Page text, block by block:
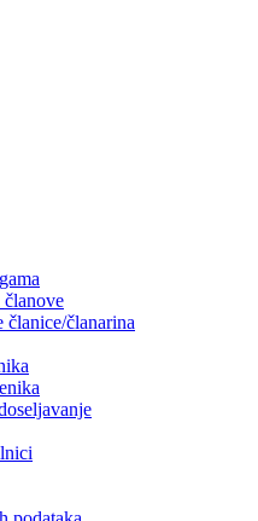
članove
članice/članarina